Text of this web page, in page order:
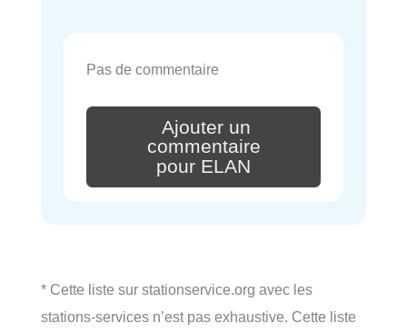
Pas de commentaire
Ajouter un
commentaire
pour ELAN
* Cette liste sur stationservice.org avec les
stations-services n’est pas exhaustive. Cette liste